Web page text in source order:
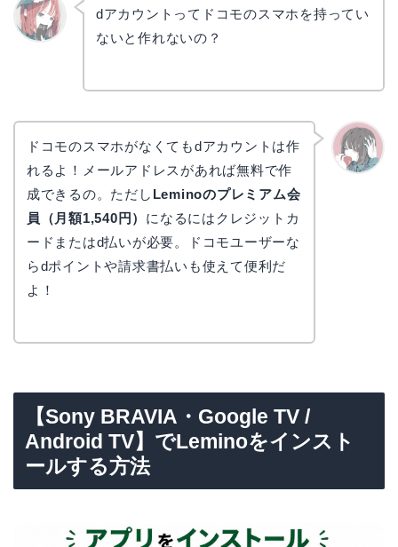
dアカウントってドコモのスマホを持ってい
ないと作れないの？
ドコモのスマホがなくてもdアカウントは作
れるよ！メールアドレスがあれば無料で作
成できるの。ただし Leminoのプレミアム会
員（月額1,540円） になるにはクレジットカ
ードまたはd払いが必要。ドコモユーザーな
らdポイントや請求書払いも使えて便利だ
よ！
【Sony BRAVIA・Google TV /
Android TV】でLeminoをインスト
ールする方法